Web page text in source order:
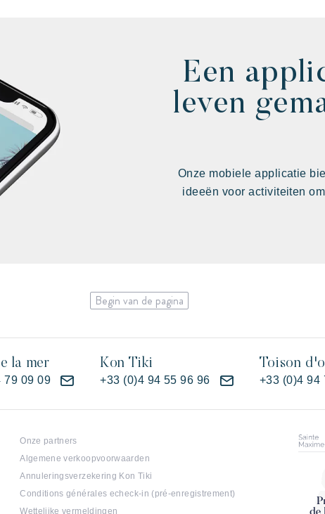
Een
leven
Onze mobiele applicatie
ideeën voor activiteiten
Begin van de pagina
la mer
79 09 09
Kon Tiki
+33 (0)4 94 55 96 96
Toison
+33 (0)4 94
Onze partners
Algemene verkoopvoorwaarden
Annuleringsverzekering Kon Tiki
Conditions générales echeck-in (pré-enregistrement)
Wettelijke vermeldingen